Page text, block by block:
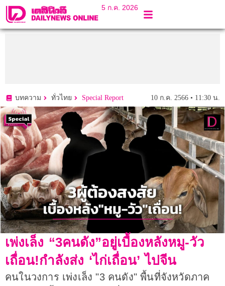
5 ก.ค. 2026
บทความ ทั่วไทย Special Report 10 ก.ค. 2566 • 11:30 น.
เพ่งเล็ง “3คนดัง”อยู่เบื้องหลังหมู-วัว
เถื่อน!กำลังส่ง ‘ไก่เถื่อน’ ไปจีน
คนในวงการ เพ่งเล็ง "3 คนดัง" พื้นที่จังหวัดภาค